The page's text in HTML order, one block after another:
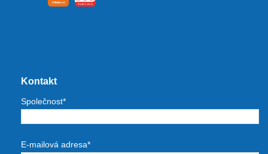
Kontakt
Společnost*
E-mailová adresa*